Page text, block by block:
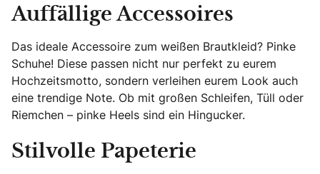
Auffällige Accessoires
Das ideale Accessoire zum weißen Brautkleid? Pinke
Schuhe! Diese passen nicht nur perfekt zu eurem
Hochzeitsmotto, sondern verleihen eurem Look auch
eine trendige Note. Ob mit großen Schleifen, Tüll oder
Riemchen – pinke Heels sind ein Hingucker.
Stilvolle Papeterie